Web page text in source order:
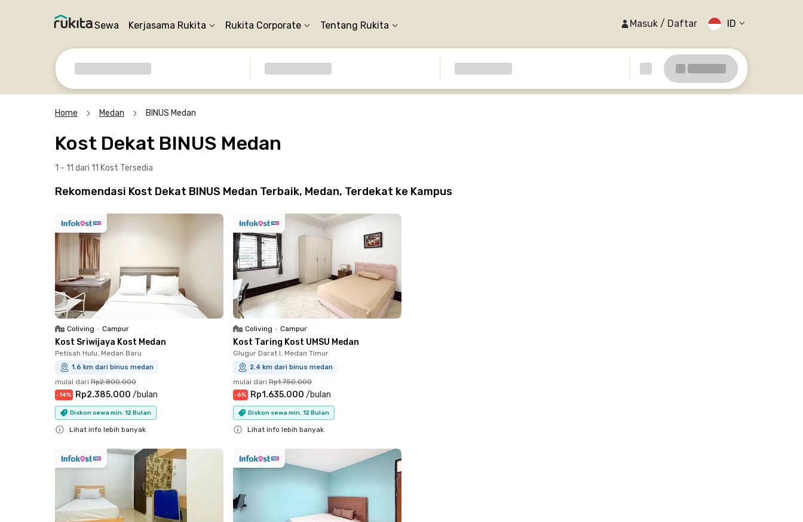
Sewa Kerjasama Rukita Rukita Corporate Tentang Rukita Masuk / Daftar ID
Home Medan BINUS Medan
Kost Dekat BINUS Medan
1 - 11 dari 11 Kost Tersedia
Rekomendasi Kost Dekat BINUS Medan Terbaik, Medan, Terdekat ke Kampus
Coliving • Campur
Kost Sriwijaya Kost Medan
Petisah Hulu, Medan Baru
1.6 km dari binus medan
mulai dari Rp2.800.000
-14% Rp2.385.000 /bulan
Diskon sewa min. 12 Bulan
Lihat info lebih banyak
Coliving • Campur
Kost Taring Kost UMSU Medan
Glugur Darat I, Medan Timur
2.4 km dari binus medan
mulai dari Rp1.750.000
-6% Rp1.635.000 /bulan
Diskon sewa min. 12 Bulan
Lihat info lebih banyak